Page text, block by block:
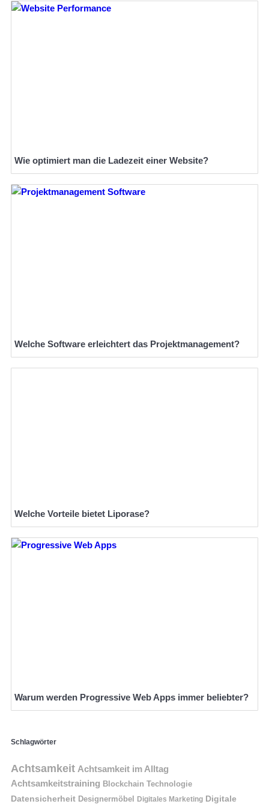
Wie optimiert man die Ladezeit einer Website?
Welche Software erleichtert das Projektmanagement?
Welche Vorteile bietet Liporase?
Warum werden Progressive Web Apps immer beliebter?
Schlagwörter
Achtsamkeit Achtsamkeit im Alltag
Achtsamkeitstraining Blockchain Technologie
Datensicherheit Designermöbel Digitales Marketing Digitale